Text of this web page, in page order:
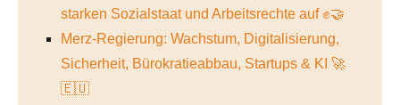
starken Sozialstaat und Arbeitsrechte auf ✊🤝
Merz-Regierung: Wachstum, Digitalisierung,
Sicherheit, Bürokratieabbau, Startups & KI 🚀
🇪🇺